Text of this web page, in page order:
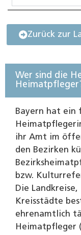
Zurück zur
Wer sind die
Bayern hat ein
ihr Amt im
den Bezirken
bzw.
Die
Kreisstädte
ehrenamtlich
Heimatpfleger